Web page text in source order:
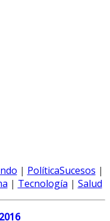
| PolíticaSucesos |
| Tecnología | Salud